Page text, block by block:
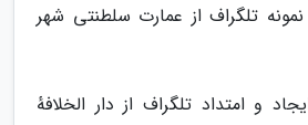
ق/1857 م* ، نمونه تلگراف از عمارت سلطنتی شهر
ق/1858 م، ایجاد و امتداد تلگراف از دار الخلافهٔ